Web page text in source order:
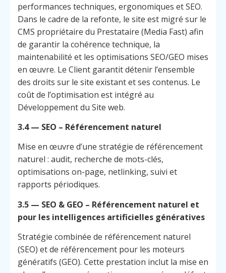
performances techniques, ergonomiques et SEO.
Dans le cadre de la refonte, le site est migré sur le
CMS propriétaire du Prestataire (Media Fast) afin
de garantir la cohérence technique, la
maintenabilité et les optimisations SEO/GEO mises
en œuvre. Le Client garantit détenir l’ensemble
des droits sur le site existant et ses contenus. Le
coût de l’optimisation est intégré au
Développement du Site web.
3.4 — SEO – Référencement naturel
Mise en œuvre d’une stratégie de référencement
naturel : audit, recherche de mots-clés,
optimisations on-page, netlinking, suivi et
rapports périodiques.
3.5 — SEO & GEO – Référencement naturel et
pour les intelligences artificielles génératives
Stratégie combinée de référencement naturel
(SEO) et de référencement pour les moteurs
génératifs (GEO). Cette prestation inclut la mise en